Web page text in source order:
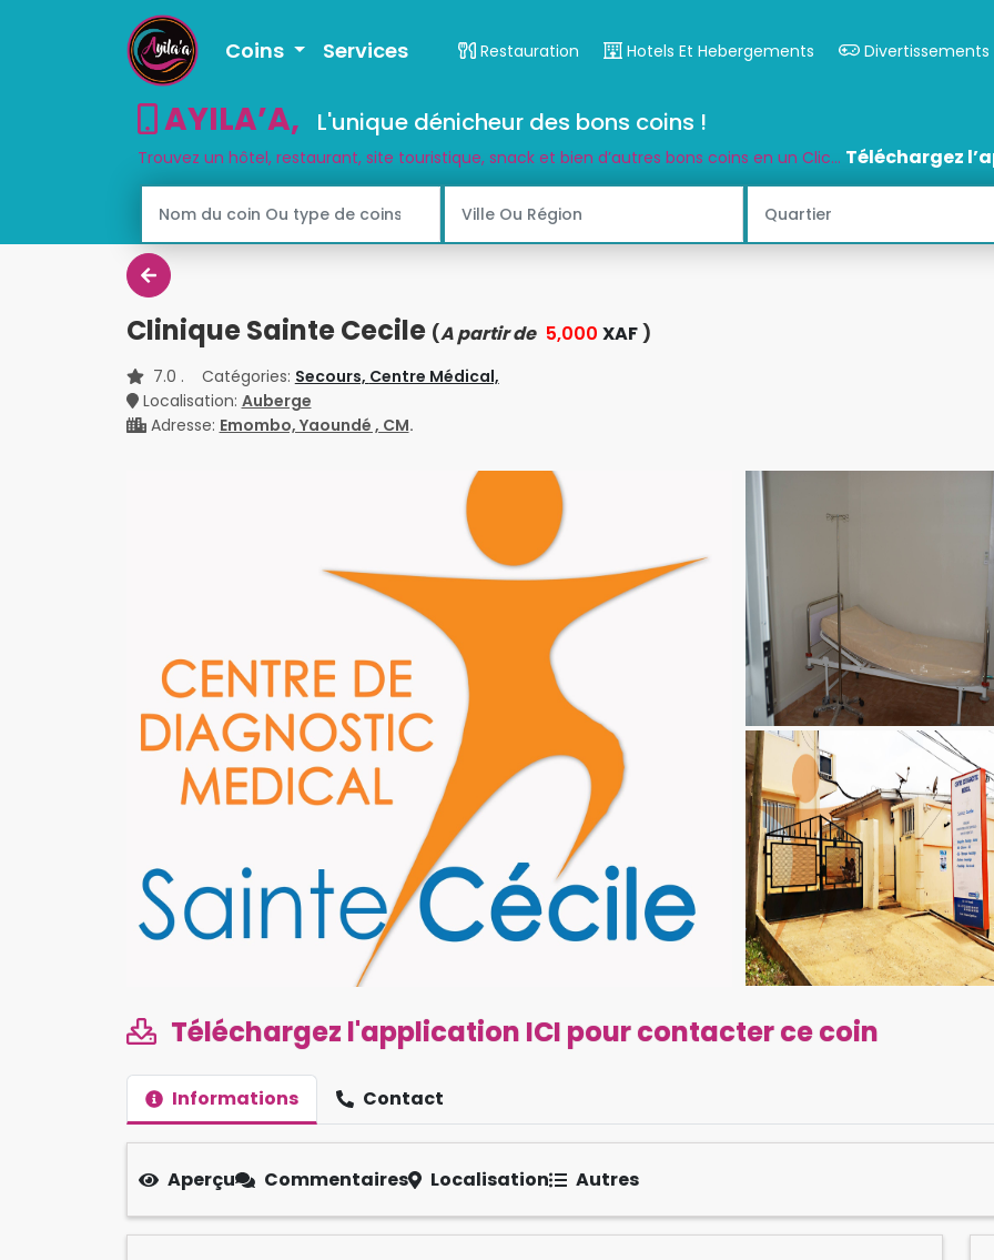
Coins Services Restauration Hotels Et Hebergements Divertissements
AYILA’A, L'unique dénicheur des bons coins !
Trouvez un hôtel, restaurant, site touristique, snack et bien d’autres bons coins en un Clic... Téléchargez
Clinique Sainte Cecile (A partir de 5,000 XAF )
7.0 . Catégories: Secours, Centre Médical,
Localisation: Auberge
Adresse: Emombo, Yaoundé , CM.
Téléchargez l'application ICI pour contacter ce coin
Informations Contact
Aperçu Commentaires Localisation Autres